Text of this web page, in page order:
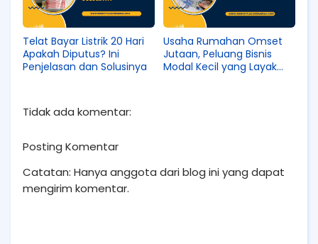
Telat Bayar Listrik 20 Hari
Apakah Diputus? Ini
Penjelasan dan Solusinya
Usaha Rumahan Omset
Jutaan, Peluang Bisnis
Modal Kecil yang Layak
Tidak ada komentar:
Posting Komentar
Catatan: Hanya anggota dari blog ini yang dapat
mengirim komentar.